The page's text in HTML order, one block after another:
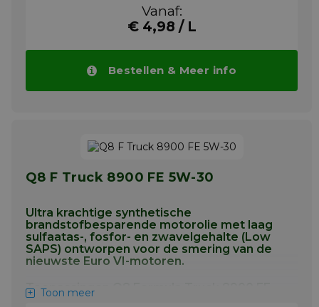
dieselmotoren uitgerust met een roetfilter
(DPF) of katalytische
nabehandelingssystemen (zoals SCR) die
werken op diesel met laag zwavelgehalte
(50 ppm of minder) en onder zware
bedrijfsomstandigheden.
Verlengde olieverversingsintervallen zoals
van hoge kwaliteit kunnen worden
toegepast.
Voor ACEA E9 en API CK-4, CJ-4, CI-4+ en CI-4
toepassingen.
Meer info
Vanaf:
€ 4,98 / L
Bestellen & Meer info
Q8 F Truck 8900 FE 5W-30
Ultra krachtige synthetische
brandstofbesparende motorolie met laag
sulfaatas-, fosfor- en zwavelgehalte (Low
SAPS) ontworpen voor de smering van de
nieuwste Euro VI-motoren.
Toepassingen Q8 Formula Truck 8900 FE
5W-30
Toon meer